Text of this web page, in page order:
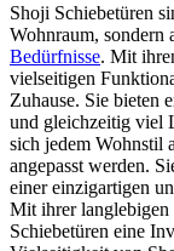
Shoji Schiebetüren
Wohnraum, sondern
Bedürfnisse. Mit
vielseitigen
Zuhause. Sie bieten
und gleichzeitig viel
sich jedem Wohnstil
angepasst werden.
einer einzigartigen
Mit ihrer
Schiebetüren eine